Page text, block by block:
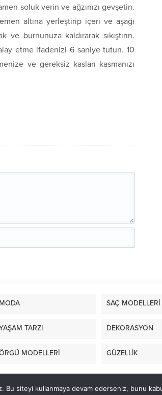
soluk verin ve ağzınızı gevşetin.
altına yerleştirip içeri ve aşağı
ve burnunuza kaldırarak sıkıştırın.
etme ifadenizi 6 saniye tutun. 10
ve gereksiz kasları kasmanızı
MODA SAÇ MODELLERİ
TARZI DEKORASYON
MODELLERİ GÜZELLİK
kiralama|Smok
siteyi kullanmaya devam ederseniz, bunu